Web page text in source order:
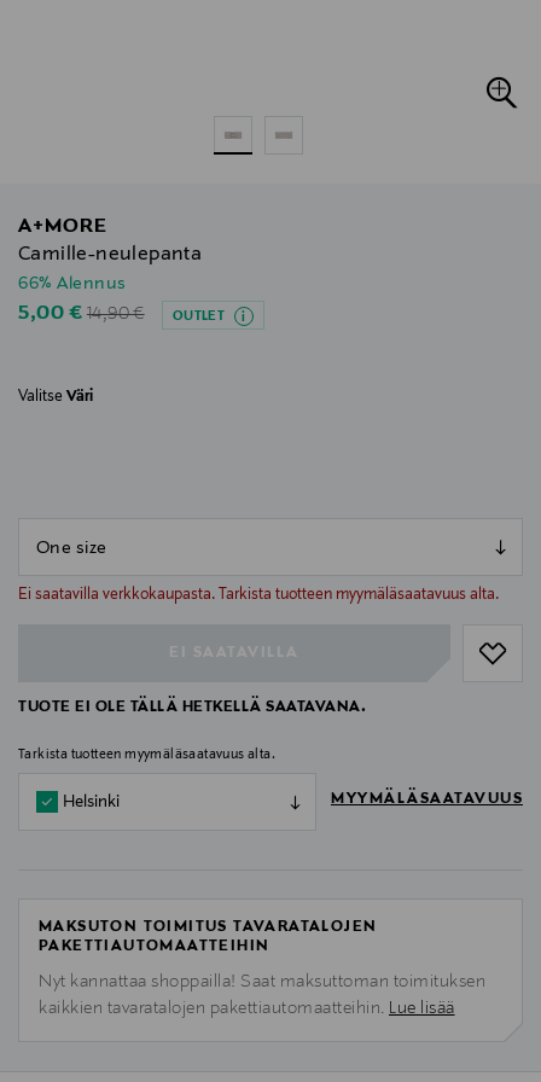
A+MORE
Camille-neulepanta
66% Alennus
Discounted Price
5,00 € Original Price
14,90 € OUTLET
Valitse Väri
Ei saatavilla verkkokaupasta. Tarkista tuotteen myymäläsaatavuus alta.
null
TUOTE EI OLE TÄLLÄ HETKELLÄ SAATAVANA.
Tarkista tuotteen myymäläsaatavuus alta.
Helsinki MYYMÄLÄSAATAVUUS
MAKSUTON TOIMITUS TAVARATALOJEN
PAKETTIAUTOMAATTEIHIN
Nyt kannattaa shoppailla! Saat maksuttoman toimituksen
kaikkien tavaratalojen pakettiautomaatteihin. Lue lisää